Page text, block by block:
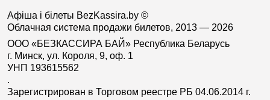
Афіша і білеты BezKassira.by ©
Облачная система продажи билетов, 2013 — 2026
ООО «БЕЗКАССИРА БАЙ» Республика Беларусь
г. Минск, ул. Короля, 9, оф. 1
УНП 193615562
.
Зарегистрирован в Торговом реестре РБ 04.06.2014 г.